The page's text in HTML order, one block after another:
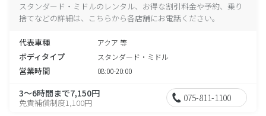
スタンダード・ミドルのレンタル、お得な割引料金や予約、乗り
捨てなどの詳細は、こちらから各店舗にお電話ください。
代表車種 アクア 等
ボディタイプ スタンダード・ミドル
営業時間 08:00-20:00
3～6時間まで7,150円
免責補償制度1,100円 075-811-1100